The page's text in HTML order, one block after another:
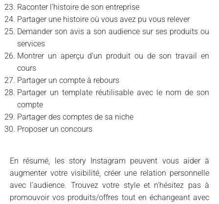
Raconter l’histoire de son entreprise
Partager une histoire où vous avez pu vous relever
Demander son avis a son audience sur ses produits ou
services
Montrer un aperçu d’un produit ou de son travail en
cours
Partager un compte à rebours
Partager un template réutilisable avec le nom de son
compte
Partager des comptes de sa niche
Proposer un concours
En résumé, les story Instagram peuvent vous aider à
augmenter votre visibilité, créer une relation personnelle
avec l’audience. Trouvez votre style et n’hésitez pas à
promouvoir vos produits/offres tout en échangeant avec